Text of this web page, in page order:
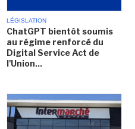
LÉGISLATION
ChatGPT bientôt soumis
au régime renforcé du
Digital Service Act de
l'Union...